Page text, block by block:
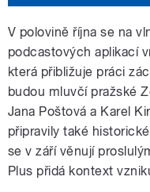
V polovině října se na
podcastových aplikací
která přibližuje práci
budou mluvčí pražské
Jana Poštová a Karel
připravily také
se v září věnují
Plus přidá kontext